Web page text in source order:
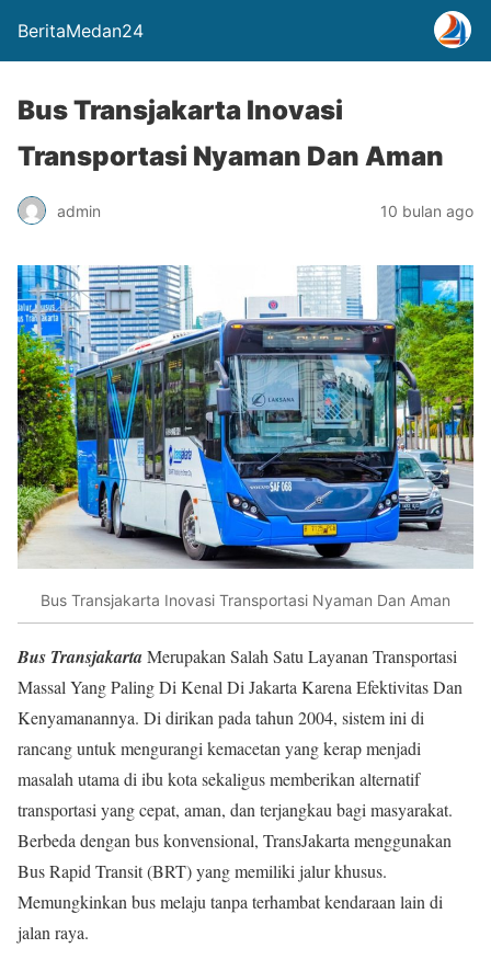
BeritaMedan24
Bus Transjakarta Inovasi
Transportasi Nyaman Dan Aman
admin 10 bulan ago
Bus Transjakarta Inovasi Transportasi Nyaman Dan Aman
Bus TransjakartaMerupakan Salah Satu Layanan Transportasi
Massal Yang Paling Di Kenal Di Jakarta Karena Efektivitas Dan
Kenyamanannya. Di dirikan pada tahun 2004, sistem ini di
rancang untuk mengurangi kemacetan yang kerap menjadi
masalah utama di ibu kota sekaligus memberikan alternatif
transportasi yang cepat, aman, dan terjangkau bagi masyarakat.
Berbeda dengan bus konvensional, TransJakarta menggunakan
Bus Rapid Transit (BRT) yang memiliki jalur khusus.
Memungkinkan bus melaju tanpa terhambat kendaraan lain di
jalan raya.